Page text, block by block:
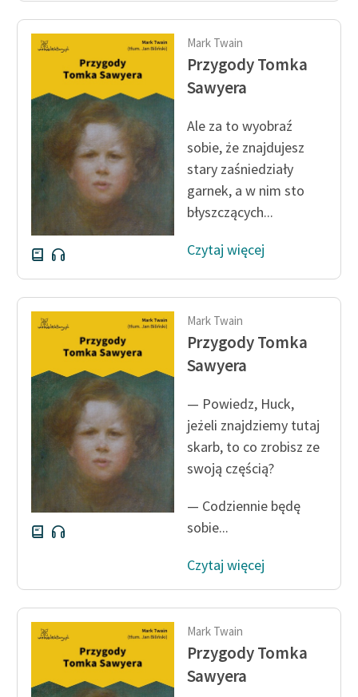
skandynawskiej literatury
feministycznej
Ręce pełne poezji
Kolekcje edukacyjne
twórców przechodzących
do domeny publicznej,
lektur szkolnych oraz
Starego Testamentu
Odkurzamy bohaterów
Szkoła Poezji Wolnych
Lektur
O nas
Kontakt
Zespół
Zasady wykorzystania
Wolnych Lektur
Logotypy
Materiały promocyjne
Dane fundacji i
sprawozdania finansowe
Regulamin darowizn
Mark Twain
Przygody Tomka
Sawyera
Ale za to wyobraź
sobie, że znajdujesz
stary zaśniedziały
garnek, a w nim sto
błyszczących...
Czytaj więcej
Mark Twain
Przygody Tomka
Sawyera
— Powiedz, Huck,
jeżeli znajdziemy tutaj
skarb, to co zrobisz ze
swoją częścią?
— Codziennie będę
sobie...
Czytaj więcej
Mark Twain
Przygody Tomka
Sawyera